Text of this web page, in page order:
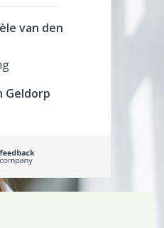
van den
Geldorp